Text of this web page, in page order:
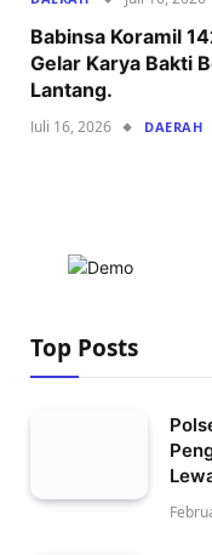
Babinsa Koramil
Gelar Karya Bakti
Lantang.
Juli 16, 2026 DAERAH
Top Posts